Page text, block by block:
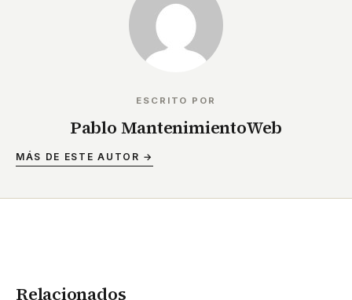
ESCRITO POR
Pablo MantenimientoWeb
MÁS DE ESTE AUTOR →
Relacionados